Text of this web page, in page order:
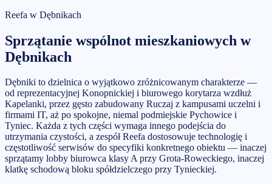
Reefa w Dębnikach
Sprzątanie wspólnot mieszkaniowych w
Dębnikach
Dębniki to dzielnica o wyjątkowo zróżnicowanym charakterze —
od reprezentacyjnej Konopnickiej i biurowego korytarza wzdłuż
Kapelanki, przez gęsto zabudowany Ruczaj z kampusami uczelni i
firmami IT, aż po spokojne, niemal podmiejskie Pychowice i
Tyniec. Każda z tych części wymaga innego podejścia do
utrzymania czystości, a zespół Reefa dostosowuje technologię i
częstotliwość serwisów do specyfiki konkretnego obiektu — inaczej
sprzątamy lobby biurowca klasy A przy Grota-Roweckiego, inaczej
klatkę schodową bloku spółdzielczego przy Tynieckiej.